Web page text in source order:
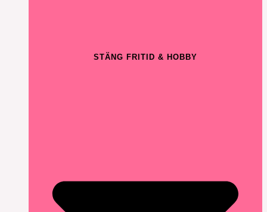
STÄNG FRITID & HOBBY